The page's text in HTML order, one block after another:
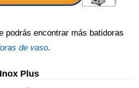
podrás encontrar más batidoras
de vaso.
Plus